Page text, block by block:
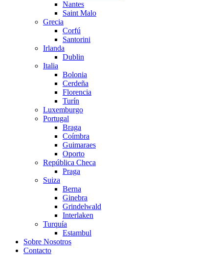
Nantes
Saint Malo
Grecia
Corfú
Santorini
Irlanda
Dublin
Italia
Bolonia
Cerdeña
Florencia
Turín
Luxemburgo
Portugal
Braga
Coímbra
Guimaraes
Oporto
República Checa
Praga
Suiza
Berna
Ginebra
Grindelwald
Interlaken
Turquía
Estambul
Sobre Nosotros
Contacto